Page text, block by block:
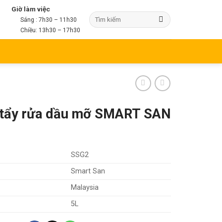
Giờ làm việc
Sáng : 7h30 – 11h30
Chiều: 13h30 – 17h30
rửa dầu mỡ SMART SAN
SSG2
Smart San
Malaysia
5L